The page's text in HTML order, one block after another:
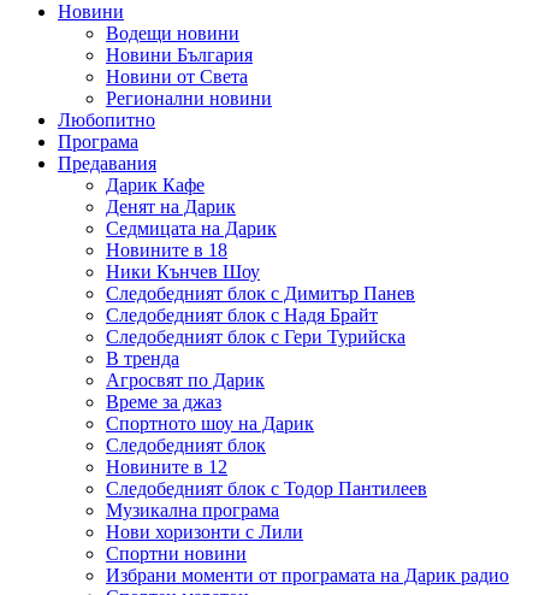
Новини
Водещи новини
Новини България
Новини от Света
Регионални новини
Любопитно
Програма
Предавания
Дарик Кафе
Денят на Дарик
Седмицата на Дарик
Новините в 18
Ники Кънчев Шоу
Следобедният блок с Димитър Панев
Следобедният блок с Надя Брайт
Следобедният блок с Гери Турийска
В тренда
Агросвят по Дарик
Време за джаз
Спортното шоу на Дарик
Следобедният блок
Новините в 12
Следобедният блок с Тодор Пантилеев
Музикална програма
Нови хоризонти с Лили
Спортни новини
Избрани моменти от програмата на Дарик радио